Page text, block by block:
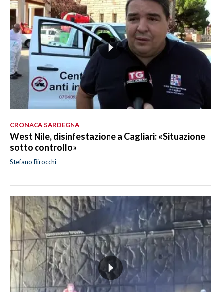
CRONACA SARDEGNA
West Nile, disinfestazione a Cagliari: «Situazione
sotto controllo»
Stefano Birocchi